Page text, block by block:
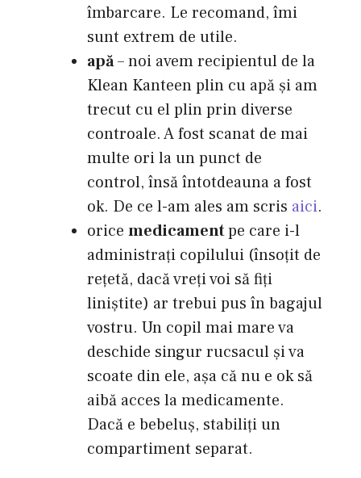
îmbarcare. Le recomand, îmi
sunt extrem de utile.
apă– noi avem recipientul de la
Klean Kanteen plin cu apă şi am
trecut cu el plin prin diverse
controale. A fost scanat de mai
multe ori la un punct de
control, însă întotdeauna a fost
ok. De ce l-am ales am scris aici.
orice medicamentpe care i-l
administraţi copilului (însoţit de
reţetă, dacă vreţi voi să fiţi
liniştite) ar trebui pus în bagajul
vostru. Un copil mai mare va
deschide singur rucsacul şi va
scoate din ele, aşa că nu e ok să
aibă acces la medicamente.
Dacă e bebeluş, stabiliţi un
compartiment separat.